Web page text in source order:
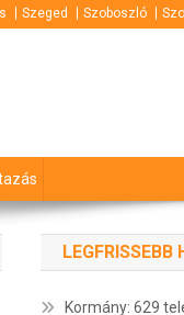
Szeged Szoboszló
LEGFRISSEBB
Kormány: 629